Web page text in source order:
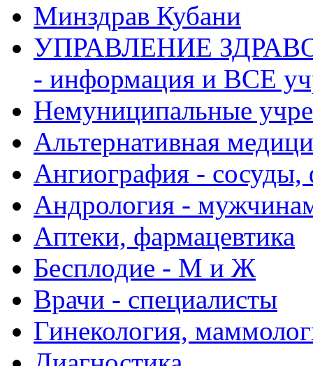
Минздрав Кубани
УПРАВЛЕНИЕ
- информация и ВСЕ
Немуниципальные
Альтернативная
Ангиография - сосуды,
Андрология -
Аптеки, фармацевтика
Бесплодие - М и Ж
Врачи - специалисты
Гинекология,